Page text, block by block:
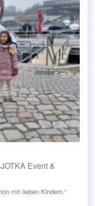
Event &
mit lieben Kindern.“